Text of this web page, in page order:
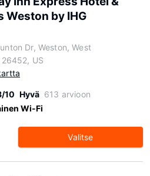
Weston by IHG
Dr, Weston, West
US
10 Hyvä 613 arvioon
Wi-Fi
Valitse